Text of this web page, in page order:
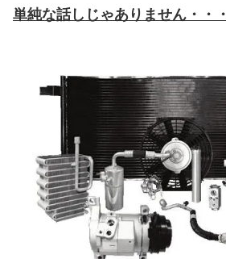
単純な話しじゃありません・・・